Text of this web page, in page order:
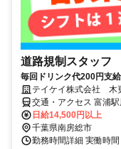
道路規制スタッフ
毎回ドリンク代200円支
テイケイ株式会社 木
交通・アクセス 富浦
日給14,500円以上
千葉県南房総市
勤務時間詳細 実働時